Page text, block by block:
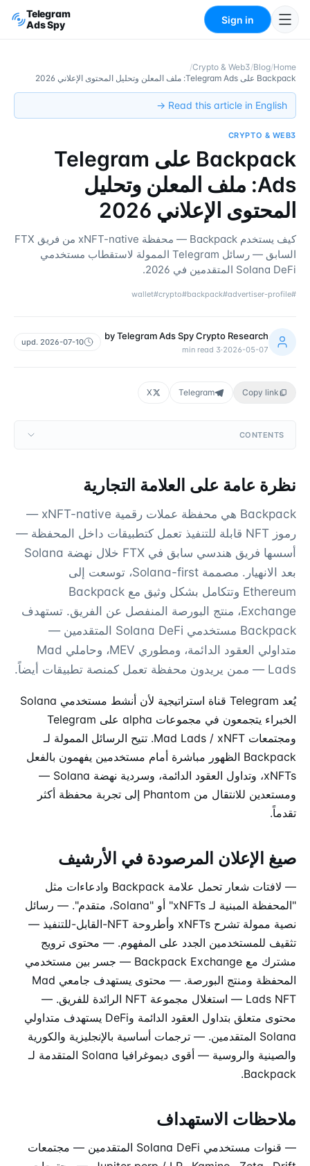
Telegram
Ads Spy
Sign in
Home
/
Blog
/
Crypto & Web3
/
Backpack على Telegram Ads: ملف المعلن وتحليل المحتوى الإعلاني 2026
Read this article in English →
CRYPTO & WEB3
Backpack على Telegram
Ads: ملف المعلن وتحليل
المحتوى الإعلاني 2026
كيف يستخدم Backpack — محفظة xNFT-native من فريق FTX
السابق — رسائل Telegram الممولة لاستقطاب مستخدمي
Solana DeFi المتقدمين في 2026.
#
advertiser-profile
#
backpack
#
crypto
#
wallet
byTelegram Ads Spy Crypto Research
2026-05-07
·
3
min read
upd. 2026-07-10
Copy link
Telegram
X
CONTENTS
نظرة عامة على العلامة التجارية
Backpack هي محفظة عملات رقمية xNFT-native —
رموز NFT قابلة للتنفيذ تعمل كتطبيقات داخل المحفظة —
أسسها فريق هندسي سابق في FTX خلال نهضة Solana
بعد الانهيار. مصممة Solana-first، توسعت إلى
Ethereum وتتكامل بشكل وثيق مع Backpack
Exchange، منتج البورصة المنفصل عن الفريق. تستهدف
Backpack مستخدمي Solana DeFi المتقدمين —
متداولي العقود الدائمة، ومطوري MEV، وحاملي Mad
Lads — ممن يريدون محفظة تعمل كمنصة تطبيقات أيضاً.
يُعد Telegram قناة استراتيجية لأن أنشط مستخدمي Solana
الخبراء يتجمعون في مجموعات alpha على Telegram
ومجتمعات Mad Lads / xNFT. تتيح الرسائل الممولة لـ
Backpack الظهور مباشرة أمام مستخدمين يفهمون بالفعل
xNFTs، وتداول العقود الدائمة، وسردية نهضة Solana —
ومستعدين للانتقال من Phantom إلى تجربة محفظة أكثر
تقدماً.
صيغ الإعلان المرصودة في الأرشيف
— لافتات شعار تحمل علامة Backpack وادعاءات مثل
"المحفظة المبنية لـ xNFTs" أو "Solana، متقدم". — رسائل
نصية ممولة تشرح xNFTs وأطروحة NFT-القابل-للتنفيذ —
تثقيف للمستخدمين الجدد على المفهوم. — محتوى ترويج
مشترك مع Backpack Exchange — جسر بين مستخدمي
المحفظة ومنتج البورصة. — محتوى يستهدف جامعي Mad
Lads NFT — استغلال مجموعة NFT الرائدة للفريق. —
محتوى متعلق بتداول العقود الدائمة وDeFi يستهدف متداولي
Solana المتقدمين. — ترجمات أساسية بالإنجليزية والكورية
والصينية والروسية — أقوى ديموغرافيا Solana المتقدمة لـ
Backpack.
ملاحظات الاستهداف
— قنوات مستخدمي Solana DeFi المتقدمين — مجتمعات